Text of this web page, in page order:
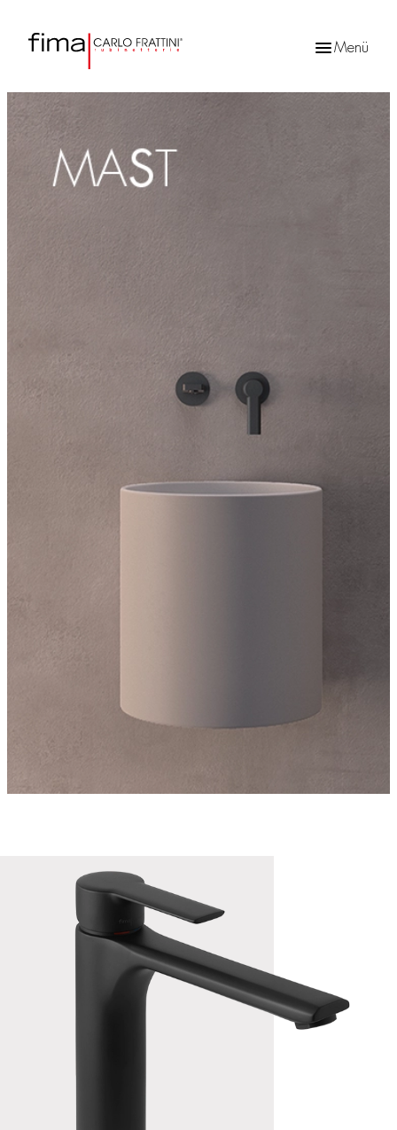
Menü
Products
search